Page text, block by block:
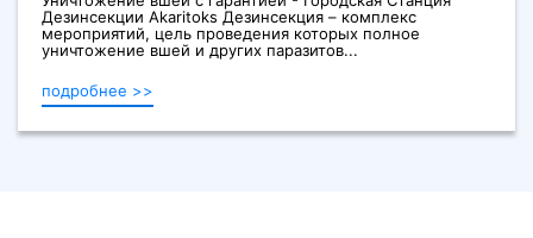
Дезинсекции Akaritoks Дезинсекция – комплекс
мероприятий, цель проведения которых полное
уничтожение вшей и других паразитов...
подробнее >>